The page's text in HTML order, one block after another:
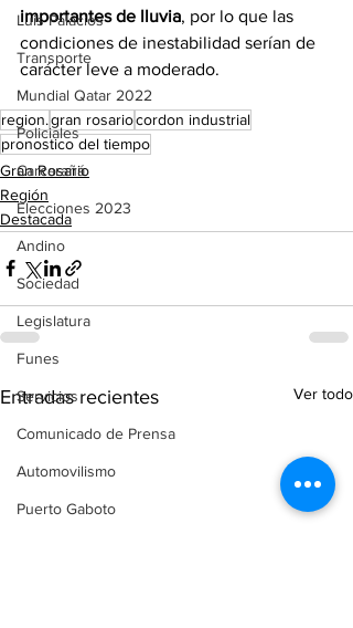
Luis Palacios
Transporte
Mundial Qatar 2022
Policiales
Carcarañá
Elecciones 2023
Andino
Sociedad
Legislatura
Funes
Servicios
Comunicado de Prensa
Automovilismo
Puerto Gaboto
importantes de lluvia, por lo que las
condiciones de inestabilidad serían de
carácter leve a moderado.
region.gran rosariocordon industrial
pronostico del tiempo
Gran Rosario
Región
Destacada
Entradas recientes Ver todo